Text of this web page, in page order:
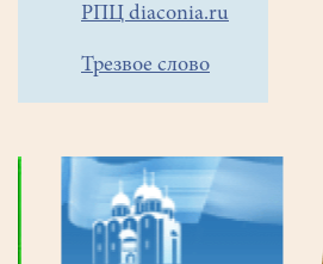
РПЦ diaconia.ru
Трезвое слово